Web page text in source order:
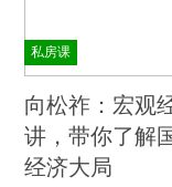
私房课
向松祚：宏观
讲，带你了解
经济大局